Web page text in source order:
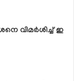
വിമര്‍ശിച്ച് ഇ